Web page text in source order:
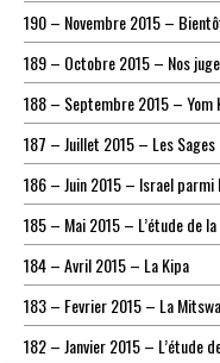
190 – Novembre 2015 –
189 – Octobre 2015 – Nos
188 – Septembre 2015 – Yom
187 – Juillet 2015 – Les Sages
186 – Juin 2015 – Israel parmi
185 – Mai 2015 – L’étude de
184 – Avril 2015 – La Kipa
183 – Fevrier 2015 – La
182 – Janvier 2015 – L’étude